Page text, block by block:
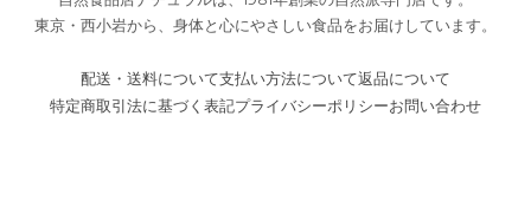
東京・西小岩から、身体と心にやさしい食品をお届けしています。
配送・送料について支払い方法について返品について
特定商取引法に基づく表記プライバシーポリシーお問い合わせ